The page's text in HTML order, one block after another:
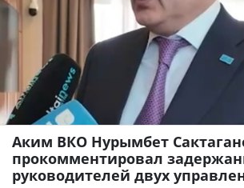
Аким ВКО Нурымбет
прокомментировал
руководителей двух